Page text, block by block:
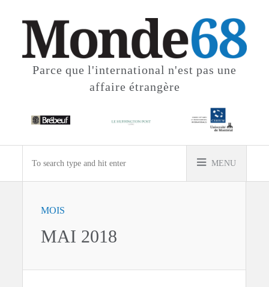
Parce que l'international n'est pas une
affaire étrangère
MENU
MOIS
MAI 2018